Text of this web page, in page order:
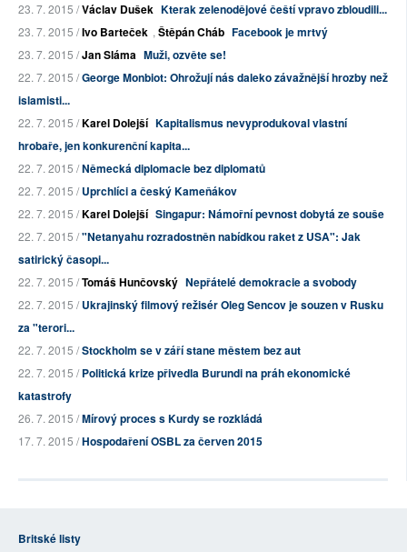
23. 7. 2015 /Václav Dušek Kterak zelenodějové čeští vpravo zbloudili...
23. 7. 2015 /Ivo Barteček , Štěpán Cháb Facebook je mrtvý
23. 7. 2015 /Jan Sláma Muži, ozvěte se!
22. 7. 2015 /George Monbiot: Ohrožují nás daleko závažnější hrozby než
islamisti...
22. 7. 2015 /Karel Dolejší Kapitalismus nevyprodukoval vlastní
hrobaře, jen konkurenční kapita...
22. 7. 2015 /Německá diplomacie bez diplomatů
22. 7. 2015 /Uprchlíci a český Kameňákov
22. 7. 2015 /Karel Dolejší Singapur: Námořní pevnost dobytá ze souše
22. 7. 2015 /"Netanyahu rozradostněn nabídkou raket z USA": Jak
satirický časopi...
22. 7. 2015 /Tomáš Hunčovský Nepřátelé demokracie a svobody
22. 7. 2015 /Ukrajinský filmový režisér Oleg Sencov je souzen v Rusku
za "terori...
22. 7. 2015 /Stockholm se v září stane městem bez aut
22. 7. 2015 /Politická krize přivedla Burundi na práh ekonomické
katastrofy
26. 7. 2015 /Mírový proces s Kurdy se rozkládá
17. 7. 2015 /Hospodaření OSBL za červen 2015
Britské listy